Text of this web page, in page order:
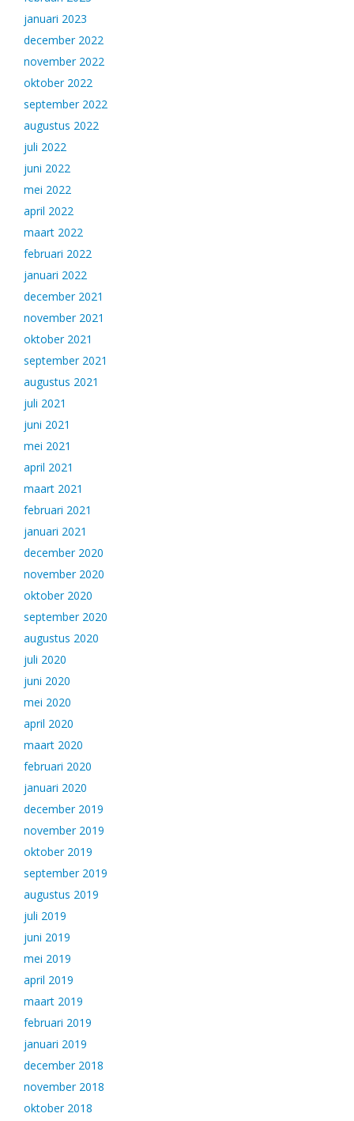
januari 2023
december 2022
november 2022
oktober 2022
september 2022
augustus 2022
juli 2022
juni 2022
mei 2022
april 2022
maart 2022
februari 2022
januari 2022
december 2021
november 2021
oktober 2021
september 2021
augustus 2021
juli 2021
juni 2021
mei 2021
april 2021
maart 2021
februari 2021
januari 2021
december 2020
november 2020
oktober 2020
september 2020
augustus 2020
juli 2020
juni 2020
mei 2020
april 2020
maart 2020
februari 2020
januari 2020
december 2019
november 2019
oktober 2019
september 2019
augustus 2019
juli 2019
juni 2019
mei 2019
april 2019
maart 2019
februari 2019
januari 2019
december 2018
november 2018
oktober 2018